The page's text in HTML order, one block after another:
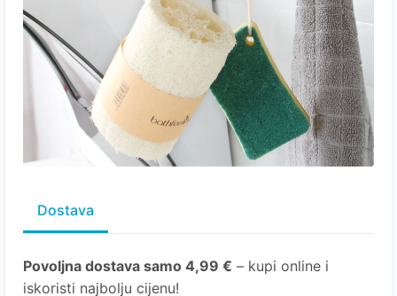
Dostava
Povoljna dostava samo 4,99 € – kupi online i
iskoristi najbolju cijenu!